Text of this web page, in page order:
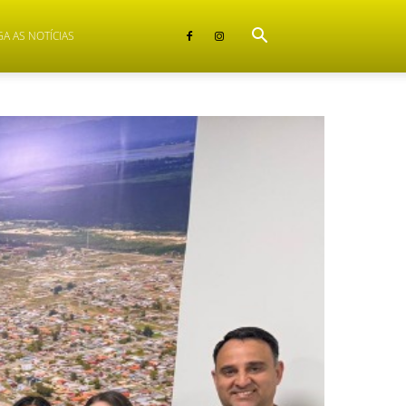
AS NOTÍCIAS